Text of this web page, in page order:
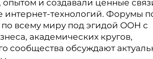
и создавали ценные
технологий. Форумы
по всему миру под эгидой ООН с
академических кругов,
сообщества обсуждают